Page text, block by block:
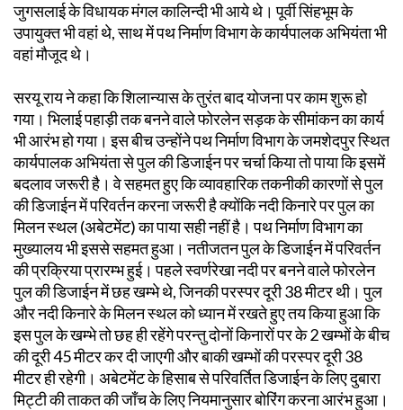
जुगसलाई के विधायक मंगल कालिन्दी भी आये थे। पूर्वी सिंहभूम के
उपायुक्त भी वहां थे, साथ में पथ निर्माण विभाग के कार्यपालक अभियंता भी
वहां मौजूद थे।
सरयू राय ने कहा कि शिलान्यास के तुरंत बाद योजना पर काम शुरू हो
गया। भिलाई पहाड़ी तक बनने वाले फोरलेन सड़क के सीमांकन का कार्य
भी आरंभ हो गया। इस बीच उन्होंने पथ निर्माण विभाग के जमशेदपुर स्थित
कार्यपालक अभियंता से पुल की डिजाईन पर चर्चा किया तो पाया कि इसमें
बदलाव जरूरी है। वे सहमत हुए कि व्यावहारिक तकनीकी कारणों से पुल
की डिजाईन में परिवर्तन करना जरूरी है क्योंकि नदी किनारे पर पुल का
मिलन स्थल (अबेटमेंट) का पाया सही नहीं है। पथ निर्माण विभाग का
मुख्यालय भी इससे सहमत हुआ। नतीजतन पुल के डिजाईन में परिवर्तन
की प्रक्रिया प्रारम्भ हुई। पहले स्वर्णरेखा नदी पर बनने वाले फोरलेन
पुल की डिजाईन में छह खम्भे थे, जिनकी परस्पर दूरी 38 मीटर थी। पुल
और नदी किनारे के मिलन स्थल को ध्यान में रखते हुए तय किया हुआ कि
इस पुल के खम्भे तो छह ही रहेंगे परन्तु दोनों किनारों पर के 2 खम्भों के बीच
की दूरी 45 मीटर कर दी जाएगी और बाकी खम्भों की परस्पर दूरी 38
मीटर ही रहेगी। अबेटमेंट के हिसाब से परिवर्तित डिजाईन के लिए दुबारा
मिट्टी की ताकत की जाँच के लिए नियमानुसार बोरिंग करना आरंभ हुआ।